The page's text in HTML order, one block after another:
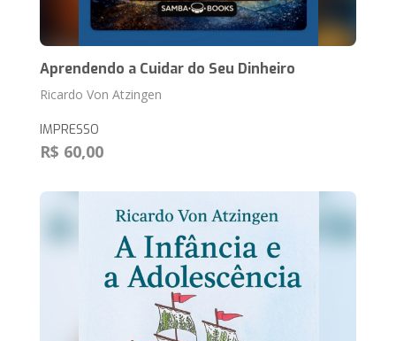
Aprendendo a Cuidar do Seu Dinheiro
Ricardo Von Atzingen
IMPRESSO
R$ 60,00